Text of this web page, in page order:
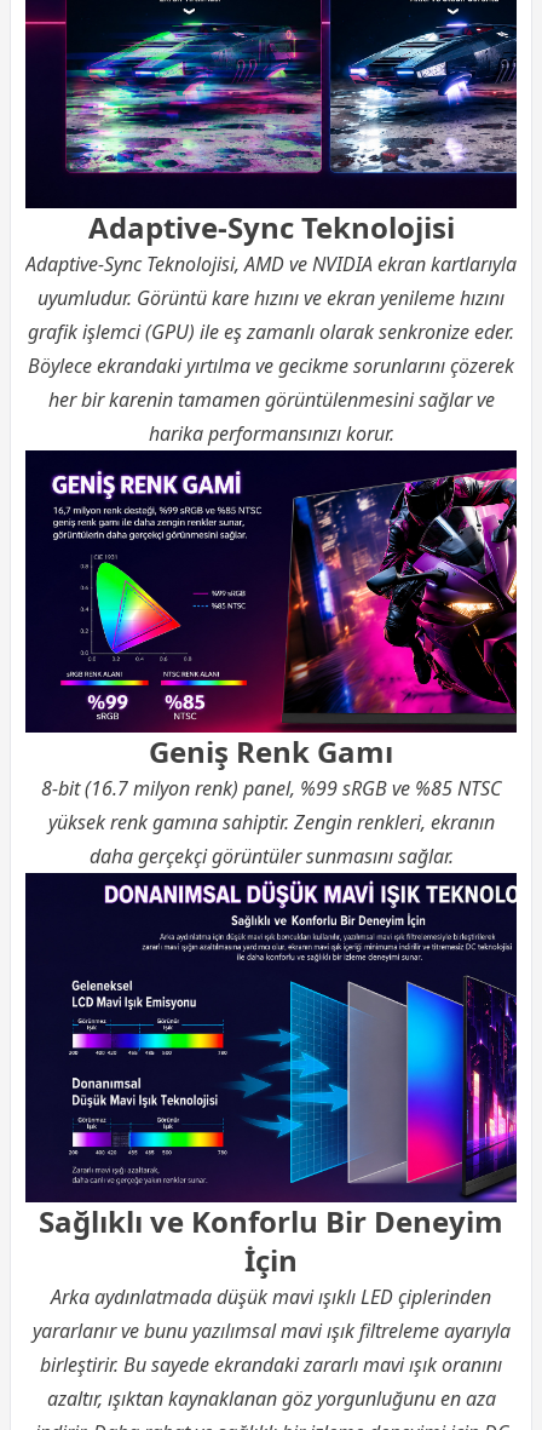
Adaptive-Sync Teknolojisi
Adaptive-Sync Teknolojisi, AMD ve NVIDIA ekran kartlarıyla
uyumludur. Görüntü kare hızını ve ekran yenileme hızını
grafik işlemci (GPU) ile eş zamanlı olarak senkronize eder.
Böylece ekrandaki yırtılma ve gecikme sorunlarını çözerek
her bir karenin tamamen görüntülenmesini sağlar ve
harika performansınızı korur.
Geniş Renk Gamı
8-bit (16.7 milyon renk) panel, %99 sRGB ve %85 NTSC
yüksek renk gamına sahiptir. Zengin renkleri, ekranın
daha gerçekçi görüntüler sunmasını sağlar.
Sağlıklı ve Konforlu Bir Deneyim
İçin
Arka aydınlatmada düşük mavi ışıklı LED çiplerinden
yararlanır ve bunu yazılımsal mavi ışık filtreleme ayarıyla
birleştirir. Bu sayede ekrandaki zararlı mavi ışık oranını
azaltır, ışıktan kaynaklanan göz yorgunluğunu en aza